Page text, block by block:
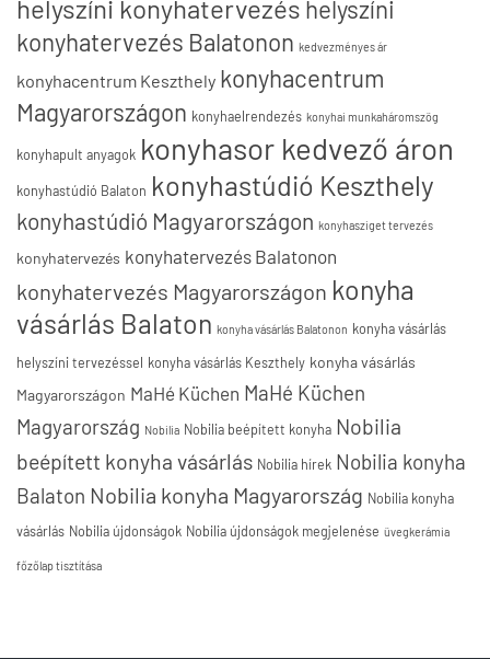
helyszíni konyhatervezés helyszíni
konyhatervezés Balatonon kedvezményes ár
konyhacentrum Keszthely konyhacentrum
Magyarországon konyhaelrendezés konyhai munkaháromszög
konyhapult anyagok konyhasor kedvező áron
konyhastúdió Balaton konyhastúdió Keszthely
konyhastúdió Magyarországon konyhasziget tervezés
konyhatervezés konyhatervezés Balatonon
konyhatervezés Magyarországon konyha
vásárlás Balaton konyha vásárlás Balatonon konyha vásárlás
helyszíni tervezéssel konyha vásárlás Keszthely konyha vásárlás
Magyarországon MaHé Küchen MaHé Küchen
Magyarország Nobilia Nobilia beépített konyha Nobilia
beépített konyha vásárlás Nobilia hírek Nobilia konyha
Balaton Nobilia konyha Magyarország Nobilia konyha
vásárlás Nobilia újdonságok Nobilia újdonságok megjelenése üvegkerámia
főzőlap tisztítása